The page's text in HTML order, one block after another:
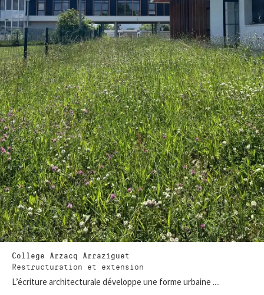
College Arzacq Arraziguet
Restructuration et extension
L’écriture architecturale développe une forme urbaine ....